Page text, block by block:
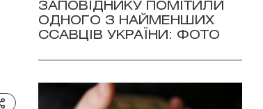
ЗАПОВІДНИКУ ПОМІТИЛИ
ОДНОГО З НАЙМЕНШИХ
ССАВЦІВ УКРАЇНИ: ФОТО